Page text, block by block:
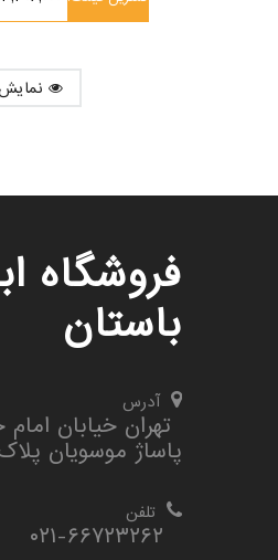
فروشگاه
باستان
آدرس
تهران خیابان
پاساژ موسویان پلاک
تلفن